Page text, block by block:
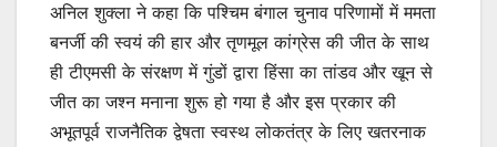
अनिल शुक्ला ने कहा कि पश्चिम बंगाल चुनाव परिणामों में ममता
बनर्जी की स्वयं की हार और तृणमूल कांग्रेस की जीत के साथ
ही टीएमसी के संरक्षण में गुंडों द्वारा हिंसा का तांडव और खून से
जीत का जश्न मनाना शुरू हो गया है और इस प्रकार की
अभूतपूर्व राजनैतिक द्वेषता स्वस्थ लोकतंत्र के लिए खतरनाक